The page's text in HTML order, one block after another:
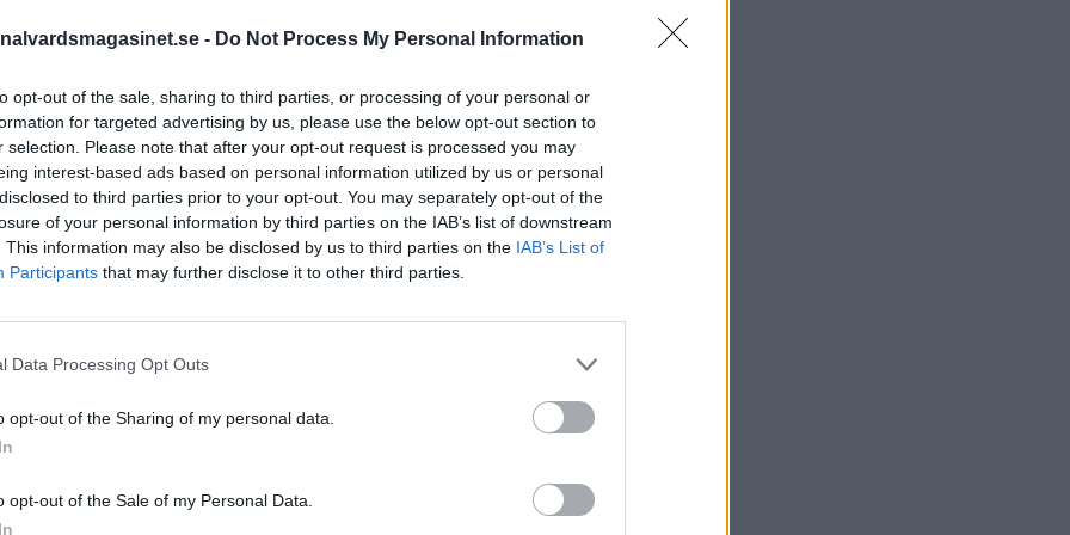
- Do Not Process My Personal Information
opt-out of the sale, sharing to third parties, or processing of your personal or
for targeted advertising by us, please use the below opt-out section to
selection. Please note that after your opt-out request is processed you may
interest-based ads based on personal information utilized by us or personal
to third parties prior to your opt-out. You may separately opt-out of the
of your personal information by third parties on the IAB’s list of downstream
This information may also be disclosed by us to third parties on the IAB’s List of
Participants that may further disclose it to other third parties.
Data Processing Opt Outs
opt-out of the Sharing of my personal data.
opt-out of the Sale of my Personal Data.
från häktet
Göteborg.
Stöd Kriminalvårdsmagasinets bevakning av
Kriminalvården
PRENUMERERA PÅ
KRIMINALVÅRDSMAGASINETS
NYHETSBREV
ÄMNESORD
Anstalten Johannesberg